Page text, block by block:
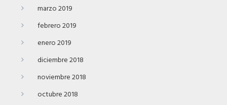
marzo 2019
febrero 2019
enero 2019
diciembre 2018
noviembre 2018
octubre 2018